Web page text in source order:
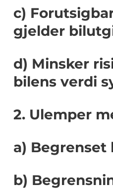
c)
gjelder
d) Minsker
bilens verdi
2. Ulemper
a)
b)